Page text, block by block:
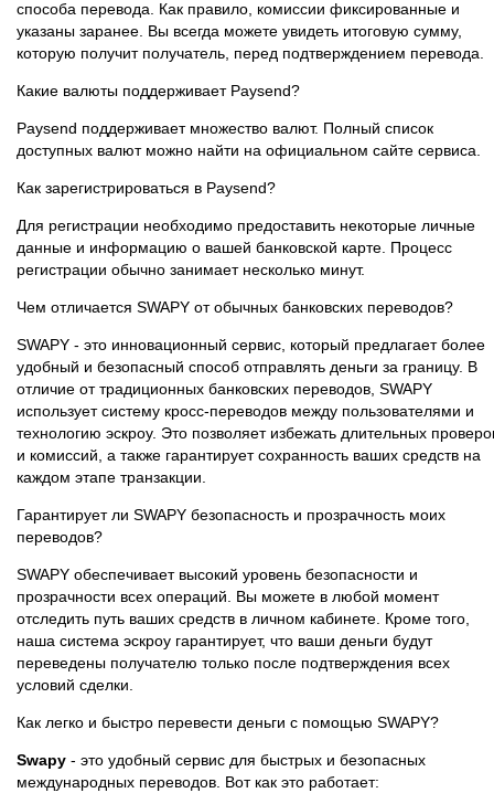
способа перевода. Как правило, комиссии фиксированные и
указаны заранее. Вы всегда можете увидеть итоговую сумму,
которую получит получатель, перед подтверждением перевода.
Какие валюты поддерживает Paysend?
Paysend поддерживает множество валют. Полный список
доступных валют можно найти на официальном сайте сервиса.
Как зарегистрироваться в Paysend?
Для регистрации необходимо предоставить некоторые личные
данные и информацию о вашей банковской карте. Процесс
регистрации обычно занимает несколько минут.
Чем отличается SWAPY от обычных банковских переводов?
SWAPY - это инновационный сервис, который предлагает более
удобный и безопасный способ отправлять деньги за границу. В
отличие от традиционных банковских переводов, SWAPY
использует систему кросс-переводов между пользователями и
технологию эскроу. Это позволяет избежать длительных
и комиссий, а также гарантирует сохранность ваших средств на
каждом этапе транзакции.
Гарантирует ли SWAPY безопасность и прозрачность моих
переводов?
SWAPY обеспечивает высокий уровень безопасности и
прозрачности всех операций. Вы можете в любой момент
отследить путь ваших средств в личном кабинете. Кроме того,
наша система эскроу гарантирует, что ваши деньги будут
переведены получателю только после подтверждения всех
условий сделки.
Как легко и быстро перевести деньги с помощью SWAPY?
Swapy - это удобный сервис для быстрых и безопасных
международных переводов. Вот как это работает: